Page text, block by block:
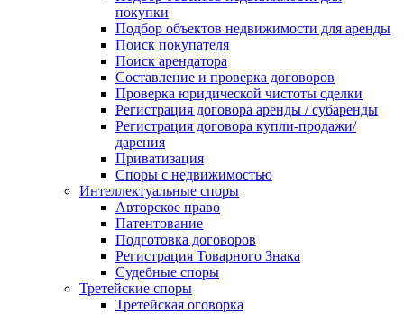
покупки
Подбор объектов недвижимости для аренды
Поиск покупателя
Поиск арендатора
Составление и проверка договоров
Проверка юридической чистоты сделки
Регистрация договора аренды / субаренды
Регистрация договора купли-продажи/
дарения
Приватизация
Cпоры с недвижимостью
Интеллектуальные споры
Авторское право
Патентование
Подготовка договоров
Регистрация Товарного Знака
Судебные споры
Третейские споры
Третейская оговорка